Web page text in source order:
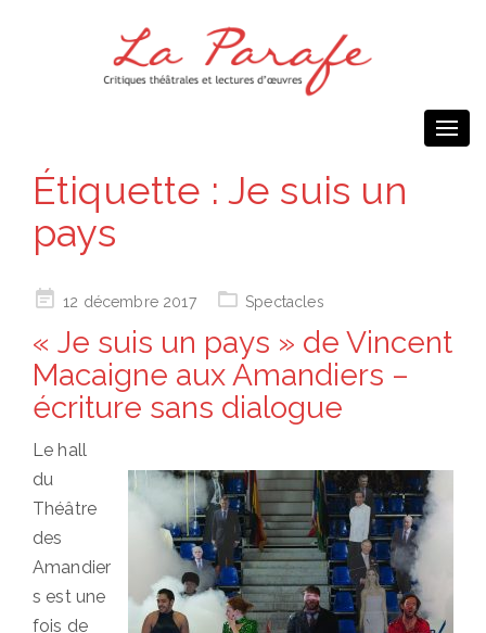
Étiquette : Je suis un
pays
Posted12 décembre 2017 Spectacles
« Je suis un pays » de Vincent
Macaigne aux Amandiers –
écriture sans dialogue
Le hall
du
Théâtre
des
Amandier
s est une
fois de